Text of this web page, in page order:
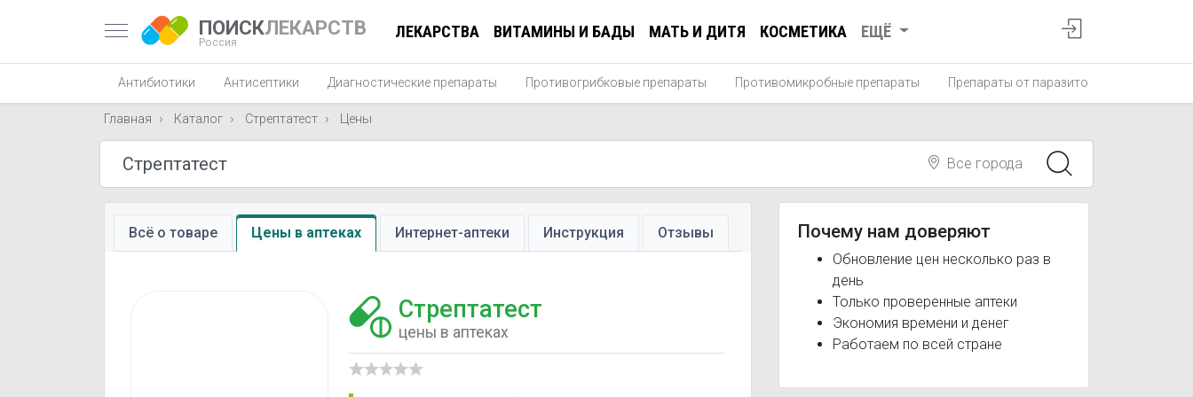
ПОИСКЛЕКАРСТВ
Россия
ЛЕКАРСТВА ВИТАМИНЫ И БАДЫ МАТЬ И ДИТЯ КОСМЕТИКА ЕЩЁ
Антибиотики Антисептики Диагностические препараты Противогрибковые препараты Противомикробные препараты Препараты от паразитов
Главная Каталог Стрептатест Цены
Все города
Всё о товаре Цены в аптеках Интернет-аптеки Инструкция Отзывы
Стрептатест
цены в аптеках
Почему нам доверяют
Обновление цен несколько раз в
день
Только проверенные аптеки
Экономия времени и денег
Работаем по всей стране